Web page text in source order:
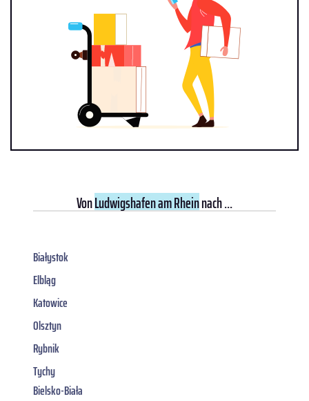
VonLudwigshafen am Rheinnach ...
Białystok
Elbląg
Katowice
Olsztyn
Rybnik
Tychy
Bielsko-Biała